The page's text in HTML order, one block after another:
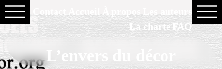
La charte FAQ
L’envers du décor